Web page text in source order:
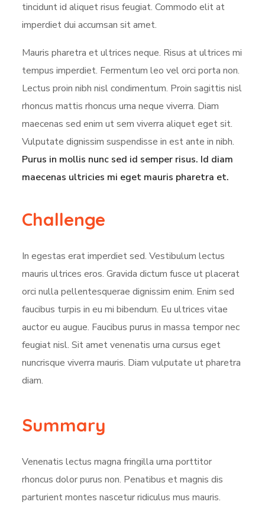
tincidunt id aliquet risus feugiat. Commodo elit at
imperdiet dui accumsan sit amet.
Mauris pharetra et ultrices neque. Risus at ultrices mi
tempus imperdiet. Fermentum leo vel orci porta non.
Lectus proin nibh nisl condimentum. Proin sagittis nisl
rhoncus mattis rhoncus urna neque viverra. Diam
maecenas sed enim ut sem viverra aliquet eget sit.
Vulputate dignissim suspendisse in est ante in nibh.
Purus in mollis nunc sed id semper risus. Id diam
maecenas ultricies mi eget mauris pharetra et.
Challenge
In egestas erat imperdiet sed. Vestibulum lectus
mauris ultrices eros. Gravida dictum fusce ut placerat
orci nulla pellentesquerae dignissim enim. Enim sed
faucibus turpis in eu mi bibendum. Eu ultrices vitae
auctor eu augue. Faucibus purus in massa tempor nec
feugiat nisl. Sit amet venenatis urna cursus eget
nuncrisque viverra mauris. Diam vulputate ut pharetra
diam.
Summary
Venenatis lectus magna fringilla urna porttitor
rhoncus dolor purus non. Penatibus et magnis dis
parturient montes nascetur ridiculus mus mauris.